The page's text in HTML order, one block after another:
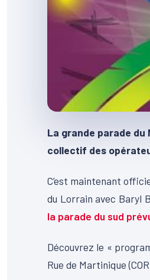
La grande parade
collectif des
C’est maintenant
du Lorrain avec Baryl
la parade du sud
Découvrez le «
Rue de Martinique